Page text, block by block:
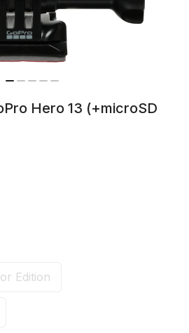
Hero 13 (+microSD
Edition